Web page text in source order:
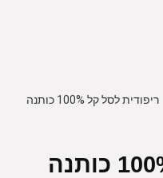
ריפודית לסל קל 100% כותנה
ריפודית לסל קל 100% כותנה